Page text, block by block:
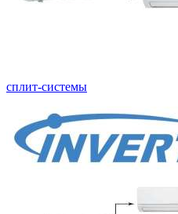
сплит-системы